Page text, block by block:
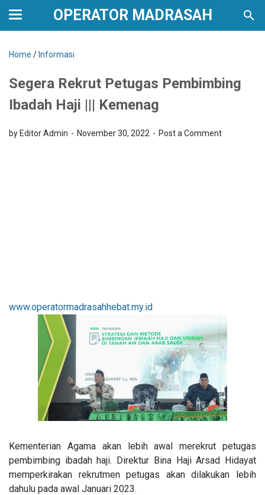
OPERATOR MADRASAH
Home / Informasi
Segera Rekrut Petugas Pembimbing
Ibadah Haji ||| Kemenag
by Editor Admin November 30, 2022 Post a Comment
www.operatormadrasahhebat.my.id
Kementerian Agama akan lebih awal merekrut petugas
pembimbing ibadah haji. Direktur Bina Haji Arsad Hidayat
memperkirakan rekrutmen petugas akan dilakukan lebih
dahulu pada awal Januari 2023.